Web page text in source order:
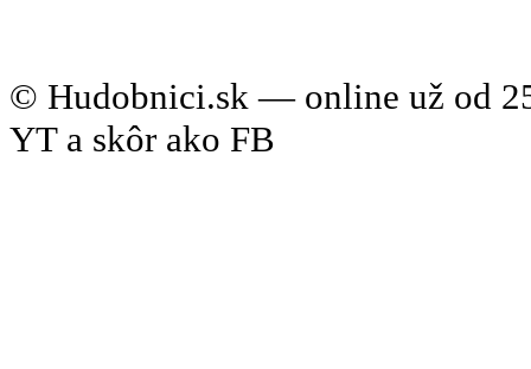
© Hudobnici.sk — online už od
YT a skôr ako FB